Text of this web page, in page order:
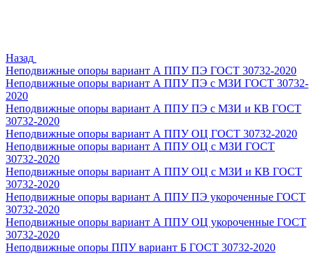
Назад
Неподвижные опоры вариант А ППУ ПЭ ГОСТ 30732-2020
Неподвижные опоры вариант А ППУ ПЭ с МЗИ ГОСТ 30732-
2020
Неподвижные опоры вариант А ППУ ПЭ с МЗИ и КВ ГОСТ
30732-2020
Неподвижные опоры вариант А ППУ ОЦ ГОСТ 30732-2020
Неподвижные опоры вариант А ППУ ОЦ с МЗИ ГОСТ
30732-2020
Неподвижные опоры вариант А ППУ ОЦ с МЗИ и КВ ГОСТ
30732-2020
Неподвижные опоры вариант А ППУ ПЭ укороченные ГОСТ
30732-2020
Неподвижные опоры вариант А ППУ ОЦ укороченные ГОСТ
30732-2020
Неподвижные опоры ППУ вариант Б ГОСТ 30732-2020